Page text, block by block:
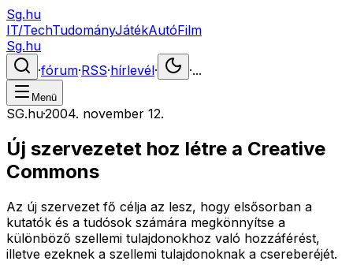
Sg.hu
IT/TechTudományJátékAutóFilm
Sg.hu
·fórum·RSS·hírlevél· ·...
Menü
SG.hu·2004. november 12.
Új szervezetet hoz létre a Creative
Commons
Az új szervezet fő célja az lesz, hogy elsősorban a
kutatók és a tudósok számára megkönnyítse a
különböző szellemi tulajdonokhoz való hozzáférést,
illetve ezeknek a szellemi tulajdonoknak a csereberéjét.